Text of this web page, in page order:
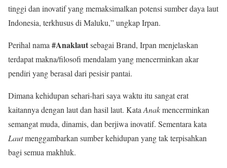
tinggi dan inovatif yang memaksimalkan potensi sumber daya laut
Indonesia, terkhusus di Maluku,” ungkap Irpan.
Perihal nama #Anaklautsebagai Brand, Irpan menjelaskan
terdapat makna/filosofi mendalam yang mencerminkan akar
pendiri yang berasal dari pesisir pantai.
Dimana kehidupan sehari-hari saya waktu itu sangat erat
kaitannya dengan laut dan hasil laut. Kata Anakmencerminkan
semangat muda, dinamis, dan berjiwa inovatif. Sementara kata
Lautmenggambarkan sumber kehidupan yang tak terpisahkan
bagi semua makhluk.